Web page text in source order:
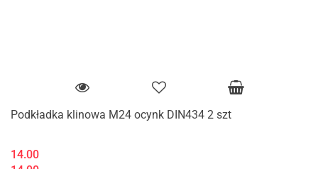
Podkładka klinowa M24 ocynk DIN434 2 szt
14.00